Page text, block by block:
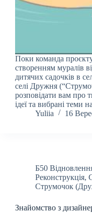
Поки команда
створенням муралів
дитячих садочків в
селі Дружня
розповідати вам про
ідеї та вибрані теми
Yuliia
16
Б50
Реконструкція,
Струмочок
Знайомство з